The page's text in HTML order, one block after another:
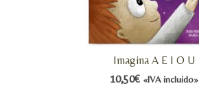
Imagina A E I O U
10,50€ «IVA incluido»